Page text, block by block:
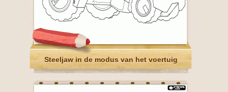
Steeljaw in de modus van het voertuig